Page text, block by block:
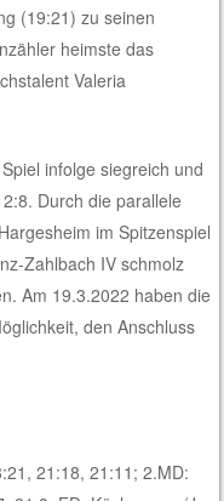
(19:21) zu seinen
heimste das
Valeria
infolge siegreich und
Durch die parallele
im Spitzenspiel
Zahlbach IV schmolz
Am 19.3.2022 haben die
den Anschluss
21:18, 21:11; 2.MD: